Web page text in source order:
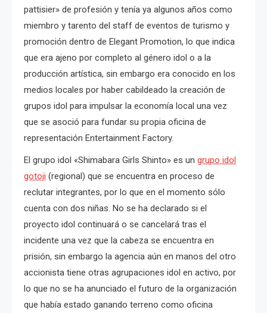
pattisier» de profesión y tenía ya algunos años como
miembro y tarento del staff de eventos de turismo y
promoción dentro de Elegant Promotion, lo que indica
que era ajeno por completo al género idol o a la
producción artística, sin embargo era conocido en los
medios locales por haber cabildeado la creación de
grupos idol para impulsar la economía local una vez
que se asoció para fundar su propia oficina de
representación Entertainment Factory.
El grupo idol «Shimabara Girls Shinto» es un grupo idol
gotoji (regional) que se encuentra en proceso de
reclutar integrantes, por lo que en el momento sólo
cuenta con dos niñas. No se ha declarado si el
proyecto idol continuará o se cancelará tras el
incidente una vez que la cabeza se encuentra en
prisión, sin embargo la agencia aún en manos del otro
accionista tiene otras agrupaciones idol en activo, por
lo que no se ha anunciado el futuro de la organización
que había estado ganando terreno como oficina